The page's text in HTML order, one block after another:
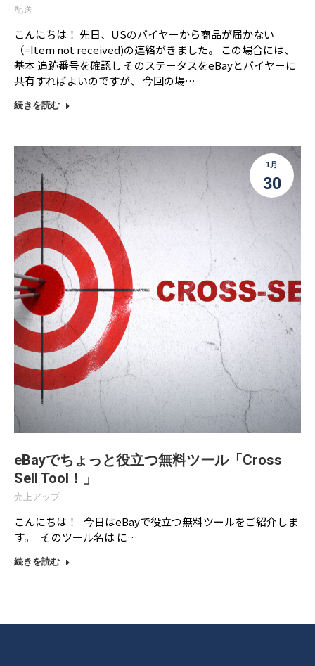
配送
こんにちは！ 先日、USのバイヤーから商品が届かない
（=Item not received)の連絡がきました。 この場合には、
基本 追跡番号を確認し そのステータスをeBayとバイヤーに
共有すればよいのですが、 今回の場…
続きを読む
1月
30
eBayでちょっと役立つ無料ツール「Cross
Sell Tool！」
売上アップ
こんにちは！ 今日はeBayで役立つ無料ツールをご紹介しま
す。 そのツール名は に…
続きを読む